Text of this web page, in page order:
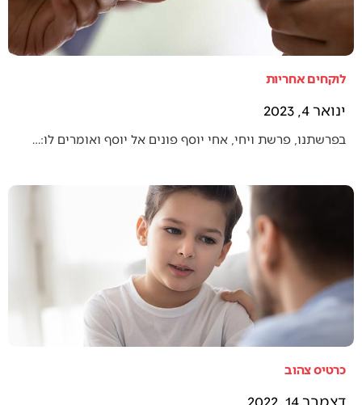
לוקחים אחריות
ינואר 4, 2023
בפרשתנו, פרשת ויחי, אחי יוסף פונים אל יוסף ואומרים לו:…
כרטיס צהוב
דצמבר 14, 2022